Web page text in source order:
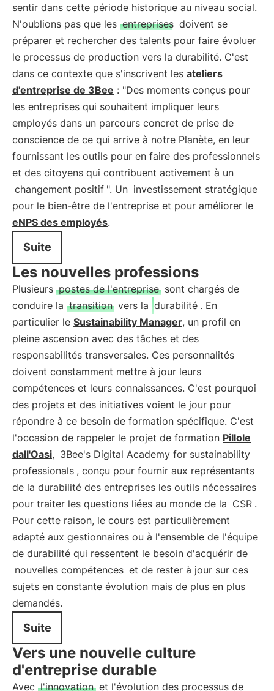
sentir dans cette période historique au niveau social.
N'oublions pas que les entreprises doivent se
préparer et rechercher des talents pour faire évoluer
le processus de production vers la durabilité. C'est
dans ce contexte que s'inscrivent les ateliers
d'entreprise de 3Bee : "Des moments conçus pour
les entreprises qui souhaitent impliquer leurs
employés dans un parcours concret de prise de
conscience de ce qui arrive à notre Planète, en leur
fournissant les outils pour en faire des professionnels
et des citoyens qui contribuent activement à un
changement positif ". Un investissement stratégique
pour le bien-être de l'entreprise et pour améliorer le
eNPS des employés.
Suite
Les nouvelles professions
Plusieurs postes de l'entreprise sont chargés de
conduire la transition vers la durabilité . En
particulier le Sustainability Manager, un profil en
pleine ascension avec des tâches et des
responsabilités transversales. Ces personnalités
doivent constamment mettre à jour leurs
compétences et leurs connaissances. C'est pourquoi
des projets et des initiatives voient le jour pour
répondre à ce besoin de formation spécifique. C'est
l'occasion de rappeler le projet de formation Pillole
dall'Oasi, 3Bee's Digital Academy for sustainability
professionals , conçu pour fournir aux représentants
de la durabilité des entreprises les outils nécessaires
pour traiter les questions liées au monde de la CSR .
Pour cette raison, le cours est particulièrement
adapté aux gestionnaires ou à l'ensemble de l'équipe
de durabilité qui ressentent le besoin d'acquérir de
nouvelles compétences et de rester à jour sur ces
sujets en constante évolution mais de plus en plus
demandés.
Suite
Vers une nouvelle culture
d'entreprise durable
Avec l'innovation et l'évolution des processus de